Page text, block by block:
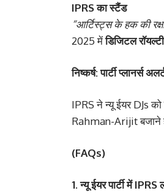
IPRS का स्टैंड
“आर्टिस्ट्स के हक की
2025 मेंडिजिटल
निष्कर्ष: पार्टी प्लानर्स
IPRS ने न्यू ईयर DJs को
Rahman-Arijit बजाने
(FAQs)
1. न्यू ईयर पार्टी में